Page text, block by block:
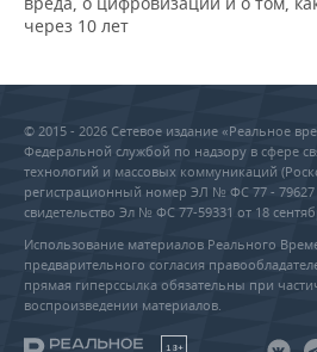
через 10 лет
© 2015 - 2026 Сетевое издание «Реальное
Федеральной службой по надзору в сфере
технологий и массовых коммуникаций
регистрационный номер ЭЛ № ФС 77 - 79627
свидетельство Эл № ФС 77-59331 от 18
Использование материалов Реального
предварительного согласия
прямая гиперссылка обязательны при
воспроизведении материалов.
18+